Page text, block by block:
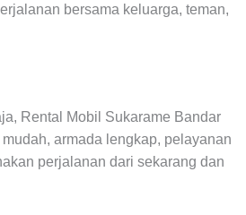
bersama keluarga, teman,
Rental Mobil Sukarame Bandar
armada lengkap, pelayanan
perjalanan dari sekarang dan